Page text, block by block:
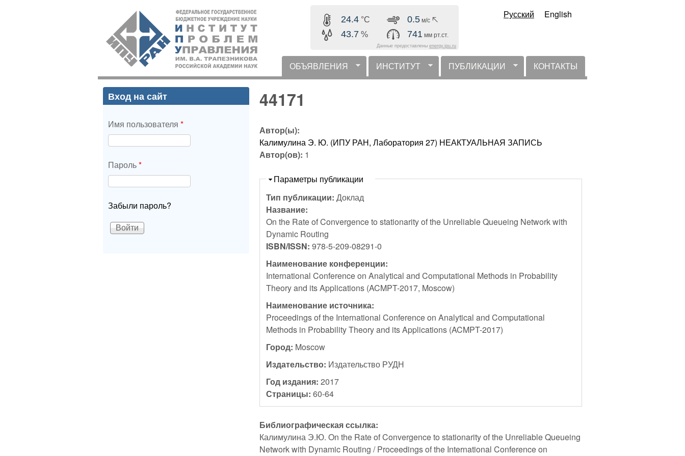
содержанию
ИПУ
РАН
24.4 °C
43.7 %
0.5 м/с
741 мм рт.ст.
Данные предоставлены energy.ipu.ru
Русский English
горизонтальное меню
ОБЪЯВЛЕНИЯ ИНСТИТУТ ПУБЛИКАЦИИ КОНТАКТЫ
44171
Автор(ы):
Калимулина Э. Ю. (ИПУ РАН, Лаборатория 27) НЕАКТУАЛЬНАЯ ЗАПИСЬ
Автор(ов): 1
Скрыть
Параметры публикации
Тип публикации:Доклад
Название:
On the Rate of Convergence to stationarity of the Unreliable Queueing Network with
Dynamic Routing
ISBN/ISSN:978-5-209-08291-0
Наименование конференции:
International Conference on Analytical and Computational Methods in Probability
Theory and its Applications (ACMPT-2017, Moscow)
Наименование источника:
Proceedings of the International Conference on Analytical and Computational
Methods in Probability Theory and its Applications (ACMPT-2017)
Город: Moscow
Издательство: Издательство РУДН
Год издания:2017
Страницы:60-64
Библиографическая ссылка:
Калимулина Э.Ю. On the Rate of Convergence to stationarity of the Unreliable Queueing
Network with Dynamic Routing / Proceedings of the International Conference on
Вход на сайт
Имя пользователя *
Пароль*
Забыли пароль?